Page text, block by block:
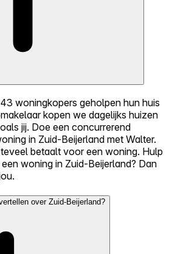
woningkopers geholpen hun huis
kopen we dagelijks huizen
jij. Doe een concurrerend
in Zuid-Beijerland met Walter.
betaalt voor een woning. Hulp
woning in Zuid-Beijerland? Dan
over Zuid-Beijerland?